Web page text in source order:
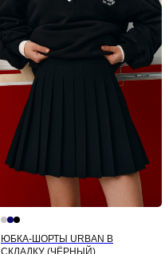
ЮБКА-ШОРТЫ URBAN В
СКЛАДКУ (ЧЁРНЫЙ)